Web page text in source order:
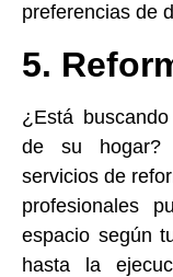
preferencias de
5.
¿Está
de su hogar?
servicios de
profesionales
espacio según
hasta la